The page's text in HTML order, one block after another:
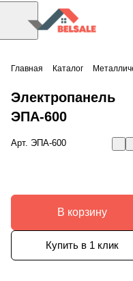
Главная Каталог
Электропанель
ЭПА-600
Арт. ЭПА-600
В корзину
Купить в 1 клик